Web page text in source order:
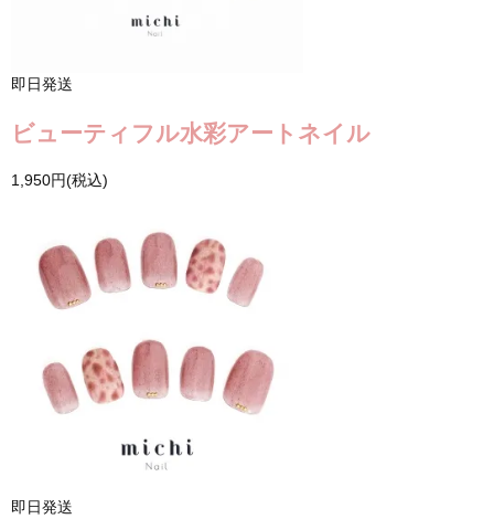
即日発送
ビューティフル水彩アートネイル
1,950円(税込)
即日発送